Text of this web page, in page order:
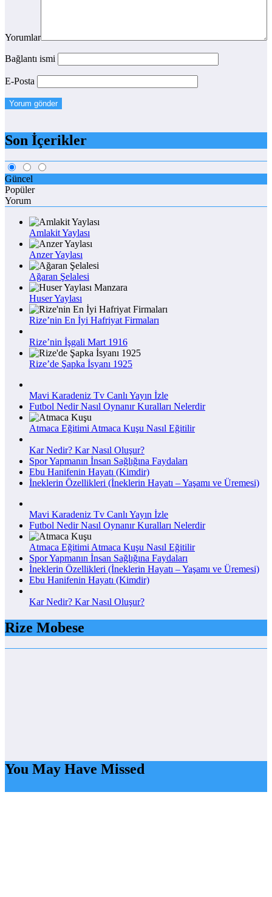
Yorumlar
Bağlantı ismi
E-Posta
Son İçerikler
Güncel
Popüler
Yorum
Amlakit Yaylası
Anzer Yaylası
Ağaran Şelalesi
Huser Yaylası
Rize’nin En İyi Hafriyat Firmaları
Rize’nin İşgali Mart 1916
Rize’de Şapka İsyanı 1925
Mavi Karadeniz Tv Canlı Yayın İzle
Futbol Nedir Nasıl Oynanır Kuralları Nelerdir
Atmaca Eğitimi Atmaca Kuşu Nasıl Eğitilir
Kar Nedir? Kar Nasıl Oluşur?
Spor Yapmanın İnsan Sağlığına Faydaları
Ebu Hanifenin Hayatı (Kimdir)
İneklerin Özellikleri (İneklerin Hayatı – Yaşamı ve Üremesi)
Mavi Karadeniz Tv Canlı Yayın İzle
Futbol Nedir Nasıl Oynanır Kuralları Nelerdir
Atmaca Eğitimi Atmaca Kuşu Nasıl Eğitilir
Spor Yapmanın İnsan Sağlığına Faydaları
İneklerin Özellikleri (İneklerin Hayatı – Yaşamı ve Üremesi)
Ebu Hanifenin Hayatı (Kimdir)
Kar Nedir? Kar Nasıl Oluşur?
Rize Mobese
You May Have Missed